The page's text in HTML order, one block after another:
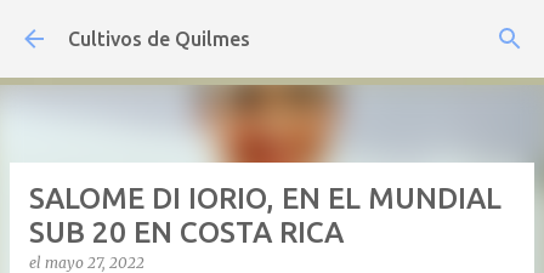
Ir al contenido principal
Cultivos de Quilmes
SALOME DI IORIO, EN EL MUNDIAL
SUB 20 EN COSTA RICA
el mayo 27, 2022